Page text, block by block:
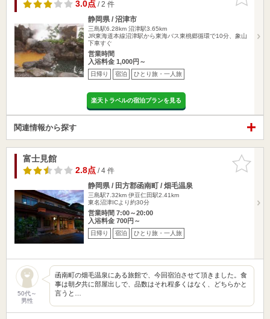
3.0点/ 2 件
静岡県 / 沼津市
三島駅6.28km 沼津駅3.65km
JR東海道本線沼津駅から東海バス東桃郷循環で10分、象山
下車すぐ
営業時間
入浴料金 1,000円～
日帰り 宿泊 ひとり旅・一人旅
楽天トラベルの宿泊プランを見る
関連情報から探す
お気に入
りに追加
富士見館
2.8点/ 4 件
静岡県 / 田方郡函南町 / 畑毛温泉
三島駅7.32km 伊豆仁田駅2.41km
東名沼津ICより約30分
営業時間 7:00～20:00
入浴料金 700円～
日帰り 宿泊 ひとり旅・一人旅
50代～
男性
函南町の畑毛温泉にある旅館で、今回宿泊させて頂きました。食
事は朝夕共に部屋出しで、品数はそれ程多くはなく、どちらかと
言うと…